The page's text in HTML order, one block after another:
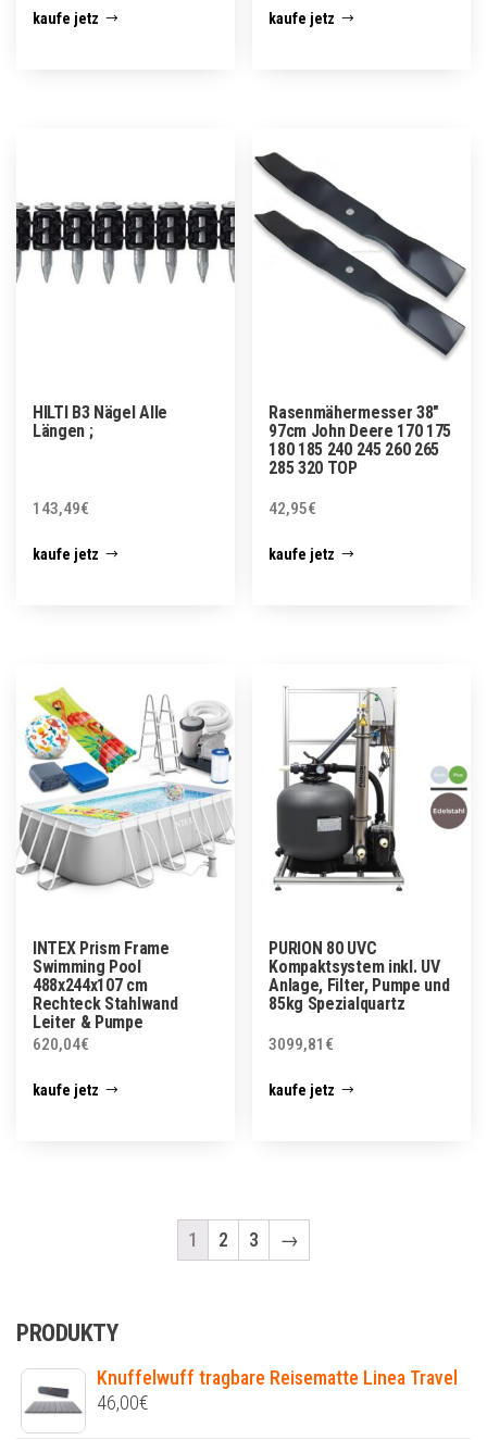
kaufe jetz kaufe jetz
HILTI B3 Nägel Alle
Längen ;
143,49€
kaufe jetz
Rasenmähermesser 38″
97cm John Deere 170 175
180 185 240 245 260 265
285 320 TOP
42,95€
kaufe jetz
INTEX Prism Frame
Swimming Pool
488x244x107 cm
Rechteck Stahlwand
Leiter & Pumpe
620,04€
kaufe jetz
PURION 80 UVC
Kompaktsystem inkl. UV
Anlage, Filter, Pumpe und
85kg Spezialquartz
3099,81 €
kaufe jetz
1 2 3 →
PRODUKTY
Knuffelwuff tragbare Reisematte Linea Travel
46,00€